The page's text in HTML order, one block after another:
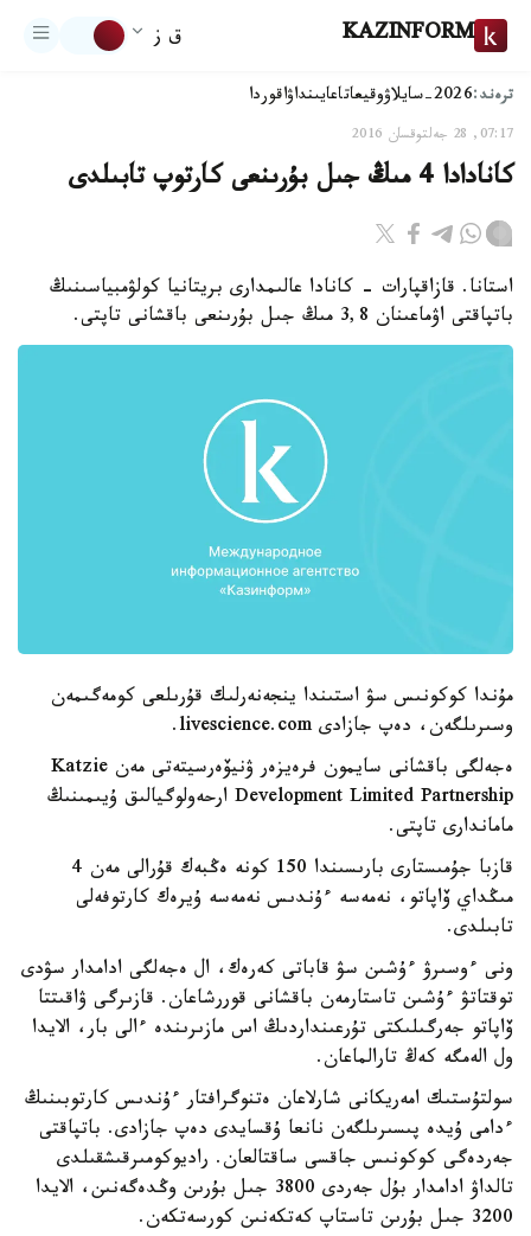
KAZINFORM ق ز
ترەند:2026-سايلاۋ وقيعاتاعايىنداۋاقوردا
07:17, 28 جەلتوقسان 2016
كانادادا 4 مىڭ جىل بۇرىنعى كارتوپ تابىلدى
استانا. قازاقپارات - كانادا عالىمدارى بريتانيا كولۋمبياسىنىڭ
باتپاقتى اۋماعىنان 3,8 مىڭ جىل بۇرىنعى باقشانى تاپتى.
مۇندا كوكونىس سۋ استىندا ينجەنەرلىك قۇرىلعى كومەگىمەن
وسىرىلگەن، دەپ جازادى livescience.com.
ەجەلگى باقشانى سايمون فرەيزەر ۋنيۆەرسيتەتى مەن Katzie
Development Limited Partnership ارحەولوگيالىق ۇيىمىنىڭ
ماماندارى تاپتى.
قازبا جۇمىستارى بارىسىندا 150 كونە ەڭبەك قۇرالى مەن 4
مىڭداي ۆاپاتو، نەمەسە ءۇندىس نەمەسە ۇيرەك كارتوفەلى
تابىلدى.
ونى ءوسىرۋ ءۇشىن سۋ قاباتى كەرەك، ال ەجەلگى ادامدار سۋدى
توقتاتۋ ءۇشىن تاستارمەن باقشانى قوررشاعان. قازىرگى ۋاقىتتا
ۆاپاتو جەرگىلىكتى تۇرعىنداردىڭ اس مازىرىندە ءالى بار، الايدا
ول الەمگە كەڭ تارالماعان.
سولتۇستىك امەريكانى شارلاعان ەتنوگرافتار ءۇندىس كارتوبىنىڭ
ءدامى ۇيدە پىسىرىلگەن نانعا ۇقسايدى دەپ جازادى. باتپاقتى
جەردەگى كوكونىس جاقسى ساقتالعان. راديوكومىرقىشقىلدى
تالداۋ ادامدار بۇل جەردى 3800 جىل بۇرىن وڭدەگەنىن، الايدا
3200 جىل بۇرىن تاستاپ كەتكەنىن كورسەتكەن.